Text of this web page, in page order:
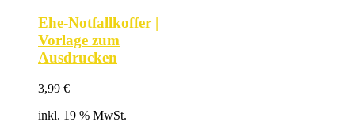
Ehe-Notfallkoffer |
Vorlage zum
Ausdrucken
3,99 €
inkl. 19 % MwSt.